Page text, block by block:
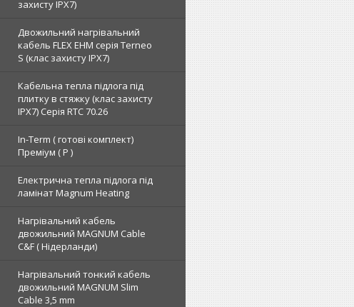
захисту IPX7)
Двожильний нагрівальний
кабель FLEX EHM серія Terneo
S (клас захисту IPX7)
Кабельна тепла підлога під
плитку в стяжку (клас захисту
IPX7) Серія RTC 70.26
In-Term ( готові комплект)
Преміум ( Р )
Електрична тепла підлога під
ламінат Magnum Heating
Нагрівальний кабель
двожильний MAGNUM Cable
C&F ( Нідерланди)
Нагрівальний тонкий кабель
двожильний MAGNUM Slim
Cable 3,5 mm